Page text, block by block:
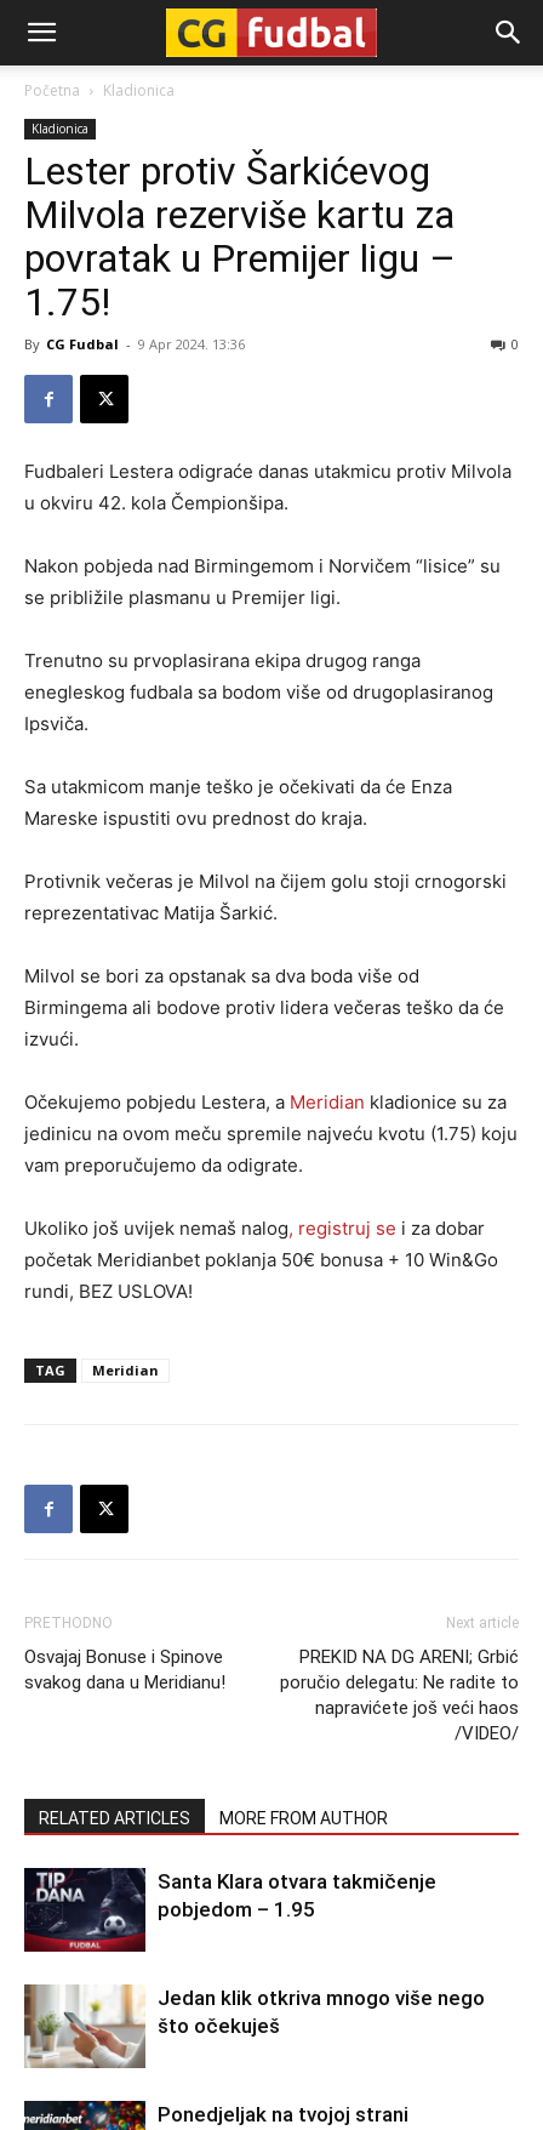
CG-
Fudbal
Početna Kladionica
Kladionica
Lester protiv Šarkićevog
Milvola rezerviše kartu za
povratak u Premijer ligu –
1.75!
By CG Fudbal - 9 Apr 2024. 13:36 0
Fudbaleri Lestera odigraće danas utakmicu protiv Milvola
u okviru 42. kola Čempionšipa.
Nakon pobjeda nad Birmingemom i Norvičem “lisice” su
se približile plasmanu u Premijer ligi.
Trenutno su prvoplasirana ekipa drugog ranga
enegleskog fudbala sa bodom više od drugoplasiranog
Ipsviča.
Sa utakmicom manje teško je očekivati da će Enza
Mareske ispustiti ovu prednost do kraja.
Protivnik večeras je Milvol na čijem golu stoji crnogorski
reprezentativac Matija Šarkić.
Milvol se bori za opstanak sa dva boda više od
Birmingema ali bodove protiv lidera večeras teško da će
izvući.
Očekujemo pobjedu Lestera, a Meridian kladionice su za
jedinicu na ovom meču spremile najveću kvotu (1.75) koju
vam preporučujemo da odigrate.
Ukoliko još uvijek nemaš nalog, registruj se i za dobar
početak Meridianbet poklanja 50€ bonusa + 10 Win&Go
rundi, BEZ USLOVA!
TAG Meridian
PRETHODNO
Osvajaj Bonuse i Spinove
svakog dana u Meridianu!
Next article
PREKID NA DG ARENI; Grbić
poručio delegatu: Ne radite to
napravićete još veći haos
/VIDEO/
RELATED ARTICLES MORE FROM AUTHOR
Santa Klara otvara takmičenje
pobjedom – 1.95
Jedan klik otkriva mnogo više nego
što očekuješ
Ponedjeljak na tvojoj strani